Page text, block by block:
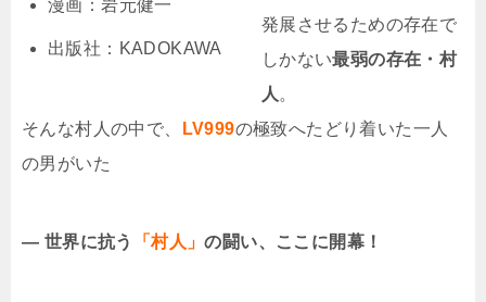
漫画：岩元健一
出版社：KADOKAWA
発展させるための存在で
しかない最弱の存在・村
人 。
そんな村人の中で、
LV999の極致へたどり着いた一人
の男がいた
― 世界に抗う 「村人」の闘い、ここに開幕！